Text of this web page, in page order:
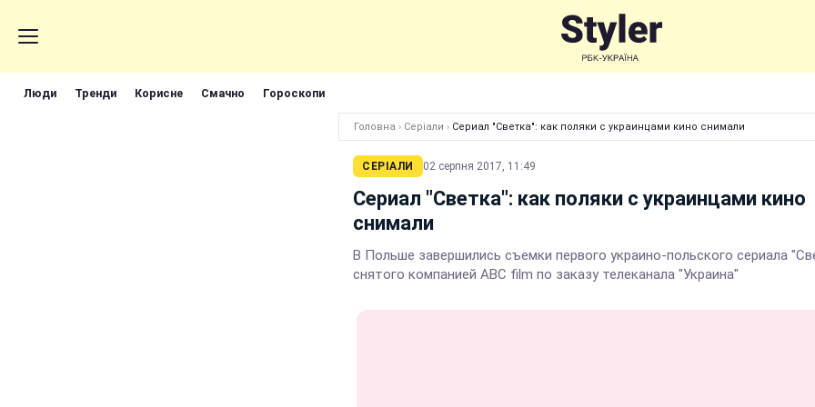
Люди Тренди Корисне Смачно Гороскопи
Головна › Серіали › Сериал "Светка": как поляки с украинцами кино снимали
СЕРІАЛИ 02 серпня 2017, 11:49
Сериал "Светка": как поляки с украинцами кино
снимали
В Польше завершились съемки первого украино-польского сериала
снятого компанией ABC film по заказу телеканала "Украина"